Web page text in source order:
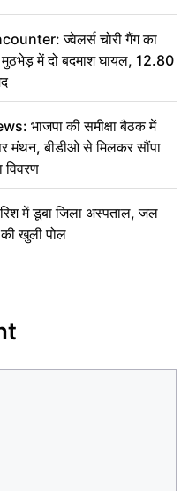
ज्वेलर्स चोरी गैंग का
मुठभेड़ में दो बदमाश घायल, 12.80
भाजपा की समीक्षा बैठक में
मंथन, बीडीओ से मिलकर सौंपा
में डूबा जिला अस्पताल, जल
की खुली पोल